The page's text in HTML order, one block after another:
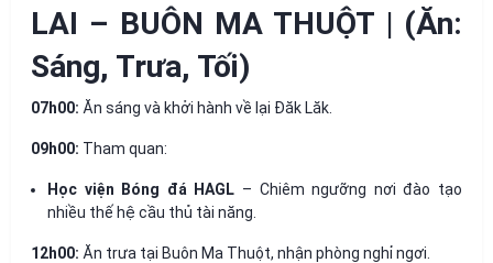
LAI – BUÔN MA THUỘT | (Ăn:
Sáng, Trưa, Tối)
07h00: Ăn sáng và khởi hành về lại Đăk Lăk.
09h00: Tham quan:
Học viện Bóng đá HAGL – Chiêm ngưỡng nơi đào tạo
nhiều thế hệ cầu thủ tài năng.
12h00: Ăn trưa tại Buôn Ma Thuột, nhận phòng nghỉ ngơi.